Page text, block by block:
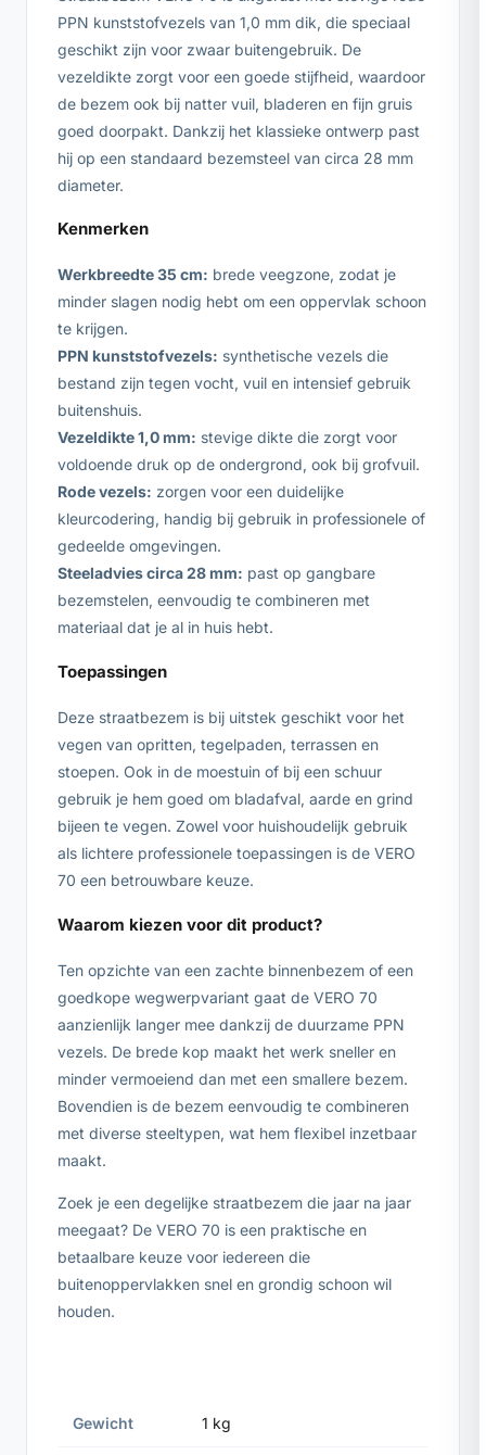
PPN kunststofvezels van 1,0 mm dik, die speciaal
geschikt zijn voor zwaar buitengebruik. De
vezeldikte zorgt voor een goede stijfheid, waardoor
de bezem ook bij natter vuil, bladeren en fijn gruis
goed doorpakt. Dankzij het klassieke ontwerp past
hij op een standaard bezemsteel van circa 28 mm
diameter.
Kenmerken
Werkbreedte 35 cm: brede veegzone, zodat je
minder slagen nodig hebt om een oppervlak schoon
te krijgen.
PPN kunststofvezels: synthetische vezels die
bestand zijn tegen vocht, vuil en intensief gebruik
buitenshuis.
Vezeldikte 1,0 mm: stevige dikte die zorgt voor
voldoende druk op de ondergrond, ook bij grofvuil.
Rode vezels: zorgen voor een duidelijke
kleurcodering, handig bij gebruik in professionele of
gedeelde omgevingen.
Steeladvies circa 28 mm: past op gangbare
bezemstelen, eenvoudig te combineren met
materiaal dat je al in huis hebt.
Toepassingen
Deze straatbezem is bij uitstek geschikt voor het
vegen van opritten, tegelpaden, terrassen en
stoepen. Ook in de moestuin of bij een schuur
gebruik je hem goed om bladafval, aarde en grind
bijeen te vegen. Zowel voor huishoudelijk gebruik
als lichtere professionele toepassingen is de VERO
70 een betrouwbare keuze.
Waarom kiezen voor dit product?
Ten opzichte van een zachte binnenbezem of een
goedkope wegwerpvariant gaat de VERO 70
aanzienlijk langer mee dankzij de duurzame PPN
vezels. De brede kop maakt het werk sneller en
minder vermoeiend dan met een smallere bezem.
Bovendien is de bezem eenvoudig te combineren
met diverse steeltypen, wat hem flexibel inzetbaar
maakt.
Zoek je een degelijke straatbezem die jaar na jaar
meegaat? De VERO 70 is een praktische en
betaalbare keuze voor iedereen die
buitenoppervlakken snel en grondig schoon wil
houden.
Gewicht 1 kg